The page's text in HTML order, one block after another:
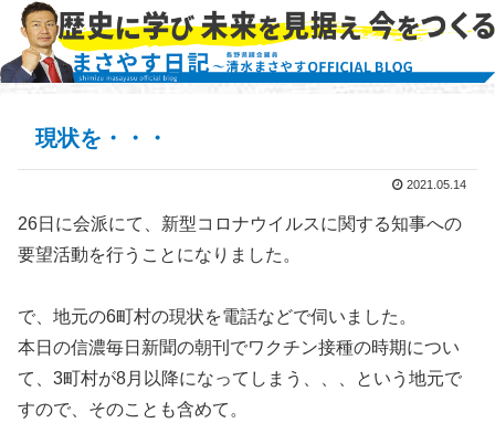
現状を・・・
2021.05.14
26日に会派にて、新型コロナウイルスに関する知事への
要望活動を行うことになりました。
で、地元の6町村の現状を電話などで伺いました。
本日の信濃毎日新聞の朝刊でワクチン接種の時期につい
て、3町村が8月以降になってしまう、、、という地元で
すので、そのことも含めて。